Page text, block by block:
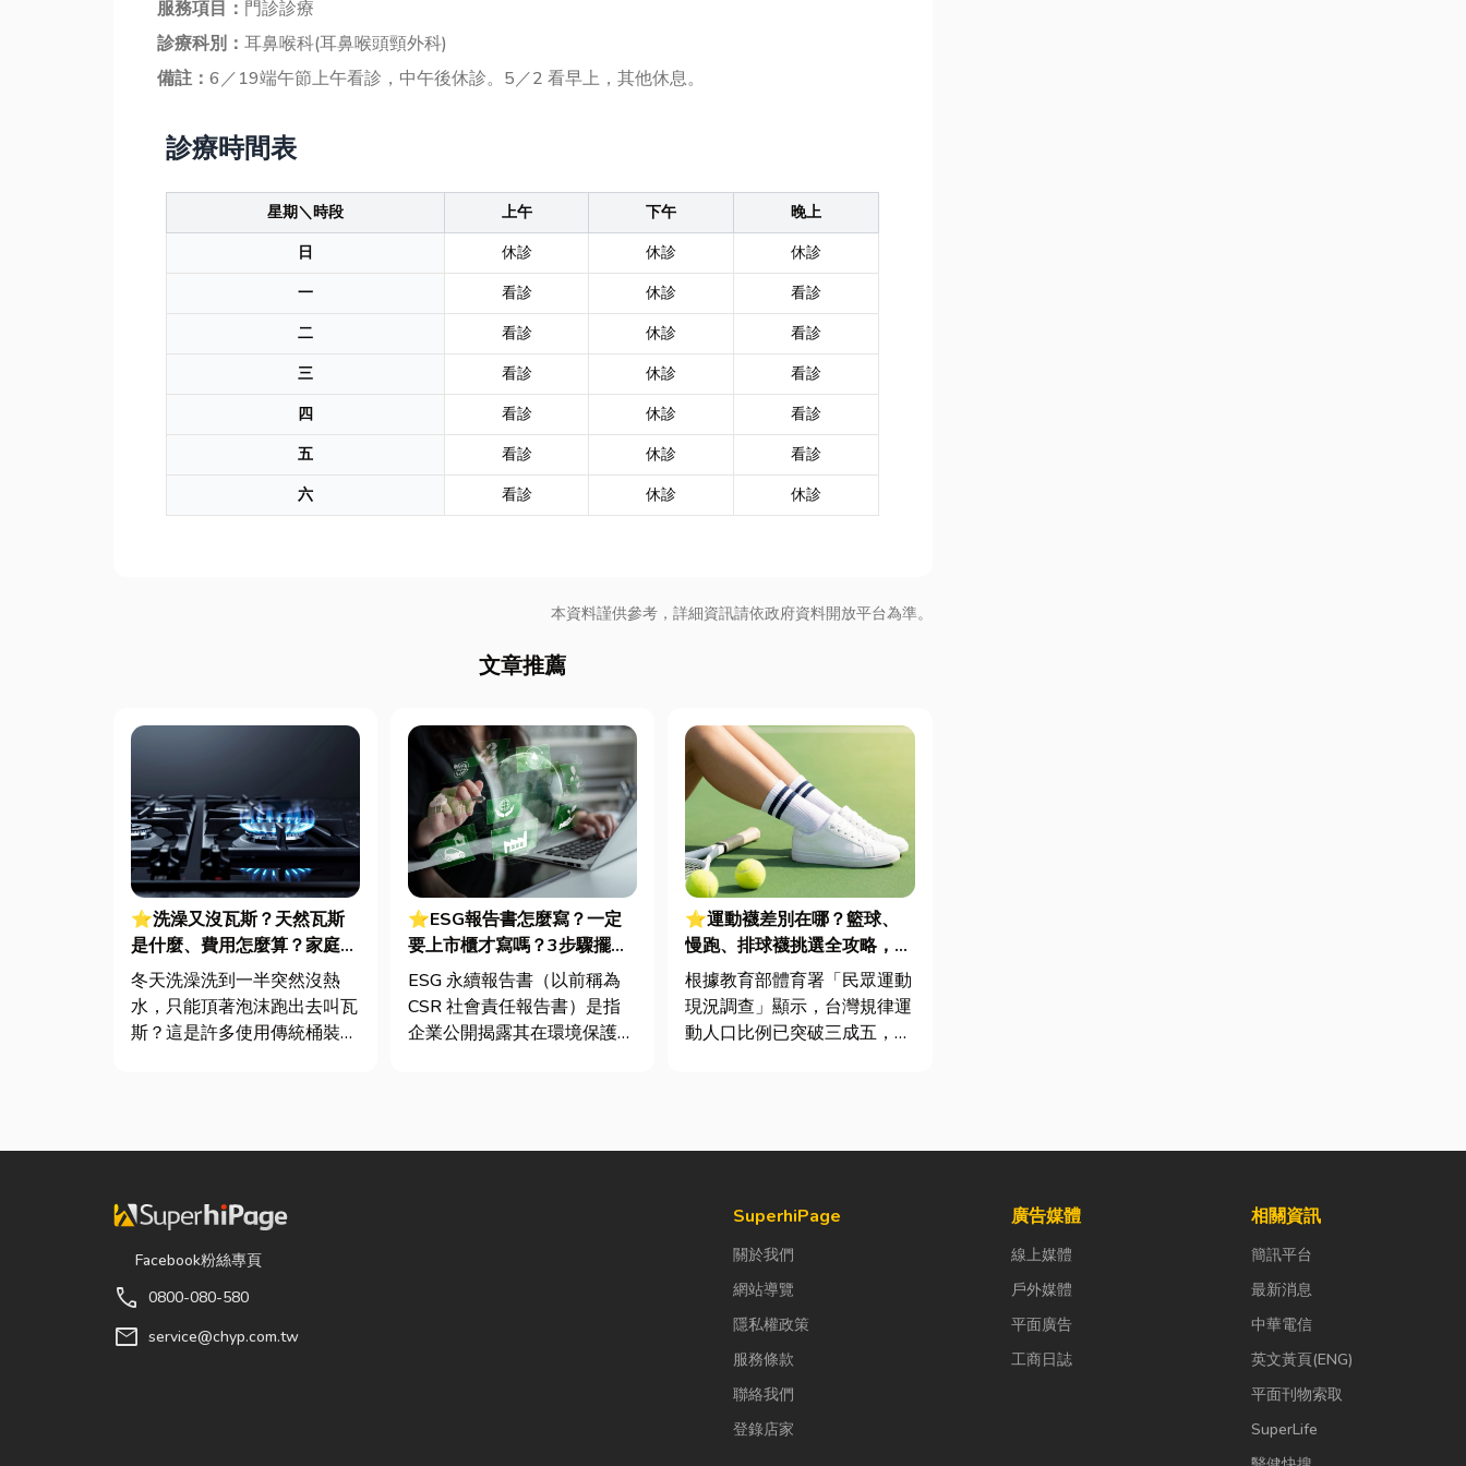
服務項目： 門診診療
診療科別： 耳鼻喉科(耳鼻喉頭頸外科)
備註： 6／19端午節上午看診，中午後休診。5／2 看早上，其他休息。
診療時間表
星期＼時段 上午 下午
晚上
日
休診 休診
休診
一
看診 休診
看診
二
看診 休診
看診
三
看診 休診
看診
四
看診 休診
看診
五
看診 休診
看診
六
看診 休診 休診
本資料謹供參考，詳細資訊請依政府資料開放平台為準。
文章推薦
⭐洗澡又沒瓦斯？天然瓦斯
是什麼、費用怎麼算？家庭能
源選擇與配管工程全解析
冬天洗澡洗到一半突然沒熱
水，只能頂著泡沫跑出去叫瓦
斯？這是許多使用傳統桶裝瓦
天然瓦斯...
⭐ESG報告書怎麼寫？一定
要上市櫃才寫嗎？3步驟擺脫
綠色轉型焦慮
ESG 永續報告書（以前稱為
CSR 社會責任報告書）是指
企業公開揭露其在環境保護
⭐運動襪差別在哪？籃球、
慢跑、排球襪挑選全攻略，穿
對了運動不傷腳！
根據教育部體育署「民眾運動
現況調查」顯示，台灣規律運
動人口比例已突破三成五，其
Facebook粉絲專頁
call 0800-080-580
mail service@chyp.com.tw
SuperhiPage
關於我們
網站導覽
隱私權政策
服務條款
聯絡我們
登錄店家
廣告媒體
線上媒體
戶外媒體
平面廣告
工商日誌
相關資訊
簡訊平台
最新消息
中華電信
英文黃頁(ENG)
平面刊物索取
SuperLife